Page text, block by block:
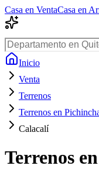
Casa en VentaCasa en
Inicio
Venta
Terrenos
Terrenos en
Calacalí
Terrenos